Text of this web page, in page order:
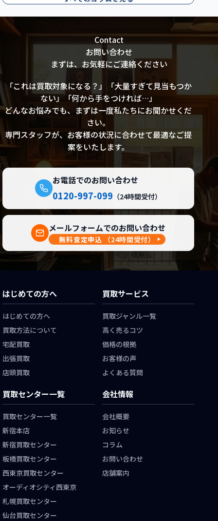
Contact
お問い合わせ
まずは、お気軽にご連絡ください
「これは買取対象になる？」「大量すぎて見当もつか
ない」「何から手をつければ…」
どんなお悩みでも、まずは一度私たちにお聞かせくだ
さい。
専門スタッフが、お客様の状況に合わせて最適なご提
案をいたします。
お電話でのお問い合わせ
0120-997-099 （24時間受付）
メールフォームでのお問い合わせ
無料査定申込 （24時間受付）
はじめての方へ
はじめての方へ
買取方法について
宅配買取
出張買取
店頭買取
買取サービス
買取ジャンル一覧
高く売るコツ
価格の根拠
お客様の声
よくある質問
買取センター一覧
買取センター一覧
新宿本店
新宿買取センター
板橋買取センター
西東京買取センター
オーディオシティ西東京
札幌買取センター
仙台買取センター
会社情報
会社概要
お知らせ
コラム
お問い合わせ
店舗案内